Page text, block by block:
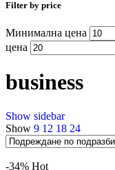
Filter by price
Минимална цена
цена
business
Show sidebar
Show 9 12 18 24
-34% Hot